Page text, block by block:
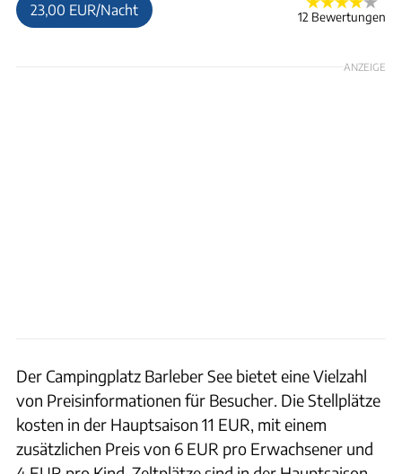
23,00 EUR/Nacht 12 Bewertungen
ANZEIGE
Der Campingplatz Barleber See bietet eine Vielzahl
von Preisinformationen für Besucher. Die Stellplätze
kosten in der Hauptsaison 11 EUR, mit einem
zusätzlichen Preis von 6 EUR pro Erwachsener und